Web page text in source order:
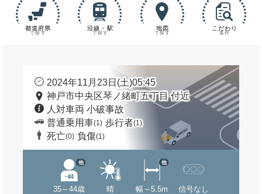
都道府県
で探す
沿線・駅
で探す
地図
で探す
こだわり
条件
2024年11月23日(土)05:45
神戸市中央区琴ノ緒町五丁目 付近
人対車両 小破事故
普通乗用車(1) 歩行者(1)
死亡(0) 負傷(1)
35～44歳
他
晴 幅～5.5m
他
信号なし